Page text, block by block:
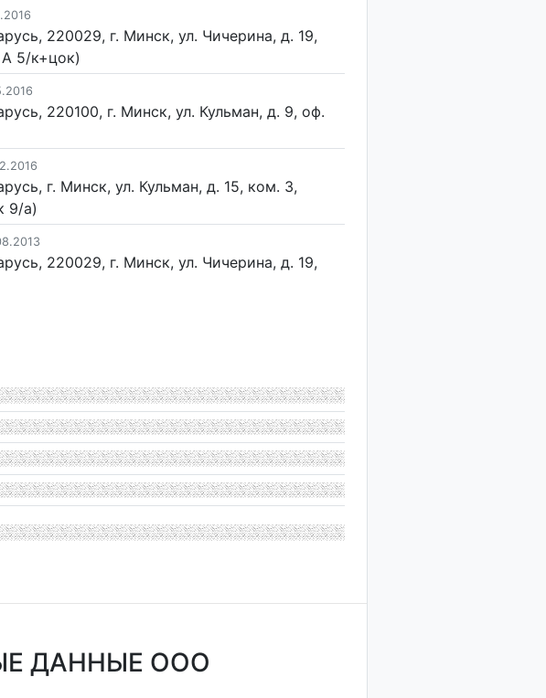
220029, г. Минск, ул. Чичерина, д. 19,
5/к+цок)
220100, г. Минск, ул. Кульман, д. 9, оф.
г. Минск, ул. Кульман, д. 15, ком. 3,
9/а)
220029, г. Минск, ул. Чичерина, д. 19,
ДАННЫЕ ООО